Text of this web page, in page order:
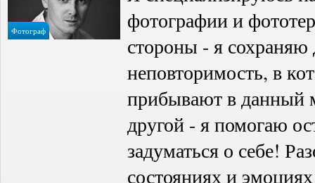
Фотограф
фотографии и
стороны - я
неповторимость, в
прибывают в данный
другой - я помогаю
задуматься о себе!
состояниях и